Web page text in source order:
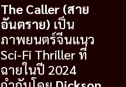
The Caller (สาย
อันตราย) เป็น
ภาพยนตร์จีนแนว
Sci-Fi Thriller ที่
ฉายในปี 2024